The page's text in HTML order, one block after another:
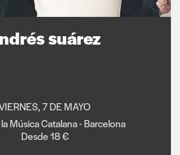
suárez
7 DE MAYO
Música Catalana - Barcelona
Desde 18 €